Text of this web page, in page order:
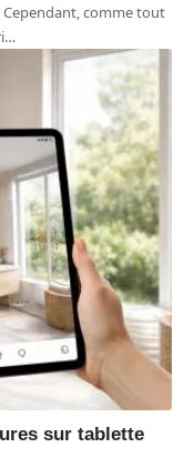
comme tout
…
sur tablette